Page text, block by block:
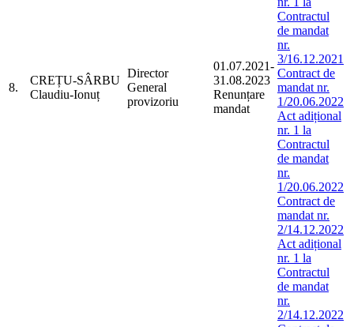
8.
CREȚU-SÂRBU
Claudiu-Ionuț
Director
General
provizoriu
01.07.2021-
31.08.2023
Renunțare
mandat
Contractul
de mandat
nr.
3/16.12.2021
Contract de
mandat nr.
1/20.06.2022
Act adițional
nr. 1 la
Contractul
de mandat
nr.
1/20.06.2022
Contract de
mandat nr.
2/14.12.2022
Act adițional
nr. 1 la
Contractul
de mandat
nr.
2/14.12.2022